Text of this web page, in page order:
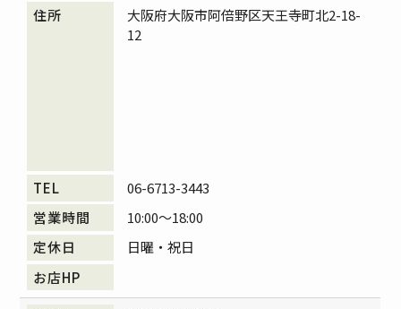
大阪府大阪市阿倍野区天王寺町北2-18-
12
06-6713-3443
10:00～18:00
日曜・祝日